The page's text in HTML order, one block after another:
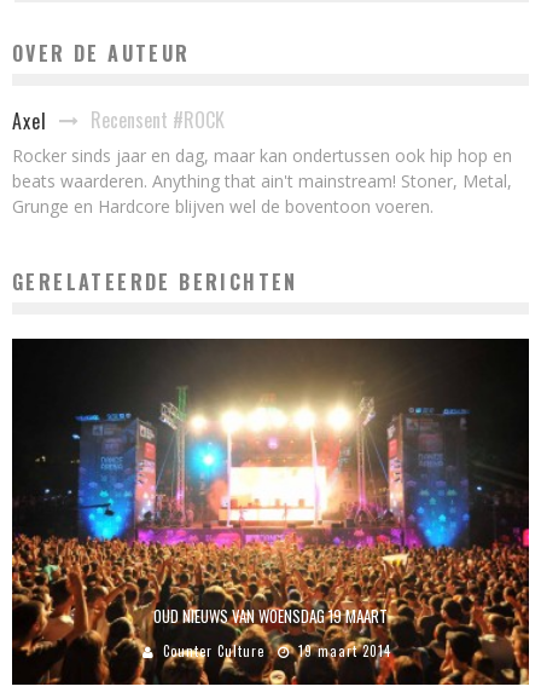
OVER DE AUTEUR
Axel Recensent #ROCK
Rocker sinds jaar en dag, maar kan ondertussen ook hip hop en
beats waarderen. Anything that ain't mainstream! Stoner, Metal,
Grunge en Hardcore blijven wel de boventoon voeren.
GERELATEERDE BERICHTEN
OUD NIEUWS VAN WOENSDAG 19 MAART
Counter Culture 19 maart 2014